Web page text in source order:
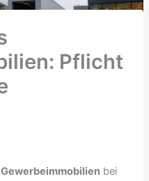
Pflicht
Gewerbeimmobilien bei